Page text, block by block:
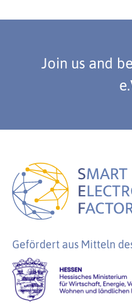
Join us and
Gefördert aus Mitteln